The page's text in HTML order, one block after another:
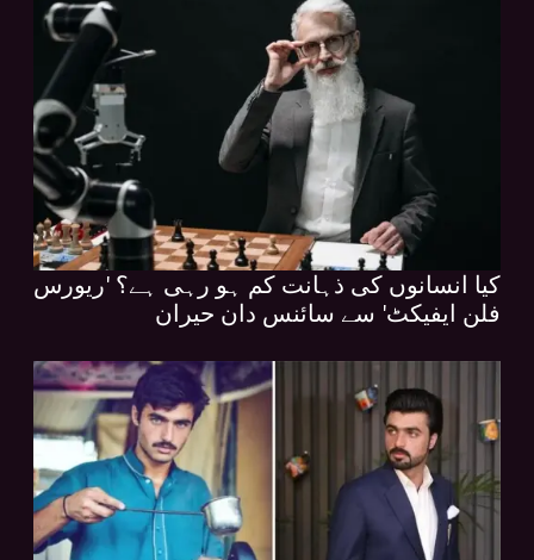
کیا انسانوں کی ذہانت کم ہو رہی ہے؟ 'ریورس
فلن ایفیکٹ' سے سائنس دان حیران